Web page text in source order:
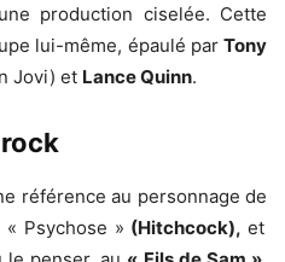
production ciselée. Cette
lui-même, épaulé par Tony
Jovi) et Lance Quinn.
référence au personnage de
Psychose » (Hitchcock), et